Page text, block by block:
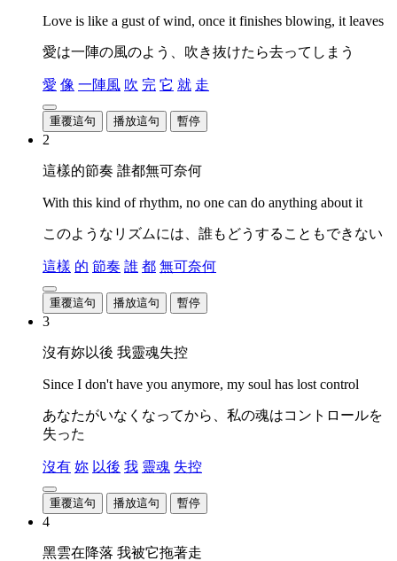
Love is like a gust of wind, once it finishes blowing, it leaves
愛は一陣の風のよう、吹き抜けたら去ってしまう
愛 像 一陣風 吹 完 它 就 走
重覆這句 播放這句 暫停
2
這樣的節奏 誰都無可奈何
With this kind of rhythm, no one can do anything about it
このようなリズムには、誰もどうすることもできない
這樣 的 節奏 誰 都 無可奈何
重覆這句 播放這句 暫停
3
沒有妳以後 我靈魂失控
Since I don't have you anymore, my soul has lost control
あなたがいなくなってから、私の魂はコントロールを
失った
沒有 妳 以後 我 靈魂 失控
重覆這句 播放這句 暫停
4
黑雲在降落 我被它拖著走